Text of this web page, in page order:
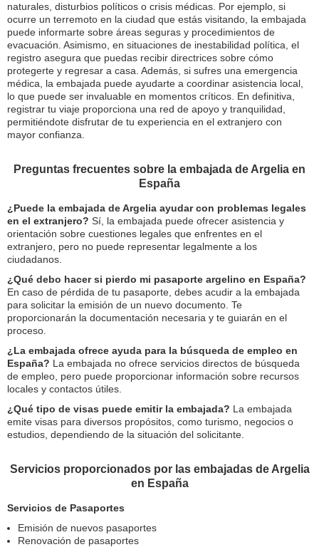
naturales, disturbios políticos o crisis médicas. Por ejemplo, si
ocurre un terremoto en la ciudad que estás visitando, la embajada
puede informarte sobre áreas seguras y procedimientos de
evacuación. Asimismo, en situaciones de inestabilidad política, el
registro asegura que puedas recibir directrices sobre cómo
protegerte y regresar a casa. Además, si sufres una emergencia
médica, la embajada puede ayudarte a coordinar asistencia local,
lo que puede ser invaluable en momentos críticos. En definitiva,
registrar tu viaje proporciona una red de apoyo y tranquilidad,
permitiéndote disfrutar de tu experiencia en el extranjero con
mayor confianza.
Preguntas frecuentes sobre la embajada de Argelia en
España
¿Puede la embajada de Argelia ayudar con problemas legales
en el extranjero? Sí, la embajada puede ofrecer asistencia y
orientación sobre cuestiones legales que enfrentes en el
extranjero, pero no puede representar legalmente a los
ciudadanos.
¿Qué debo hacer si pierdo mi pasaporte argelino en España?
En caso de pérdida de tu pasaporte, debes acudir a la embajada
para solicitar la emisión de un nuevo documento. Te
proporcionarán la documentación necesaria y te guiarán en el
proceso.
¿La embajada ofrece ayuda para la búsqueda de empleo en
España? La embajada no ofrece servicios directos de búsqueda
de empleo, pero puede proporcionar información sobre recursos
locales y contactos útiles.
¿Qué tipo de visas puede emitir la embajada? La embajada
emite visas para diversos propósitos, como turismo, negocios o
estudios, dependiendo de la situación del solicitante.
Servicios proporcionados por las embajadas de Argelia
en España
Servicios de Pasaportes
Emisión de nuevos pasaportes
Renovación de pasaportes